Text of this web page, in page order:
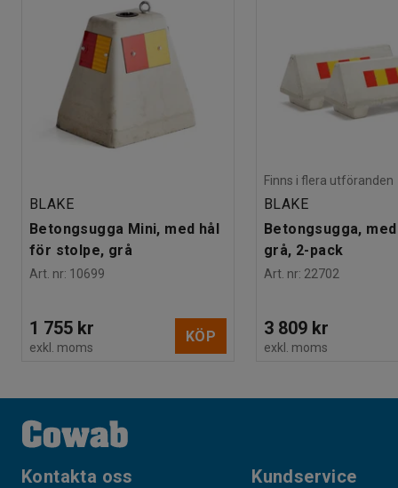
BLAKE
Betongsugga Mini, med hål
för stolpe, grå
Art. nr: 10699
1 755 kr
exkl. moms
KÖP
Finns i flera utföranden
BLAKE
Betongsugga,
grå, 2-pack
Art. nr: 22702
3 809 kr
exkl. moms
Kontakta oss Kundservice